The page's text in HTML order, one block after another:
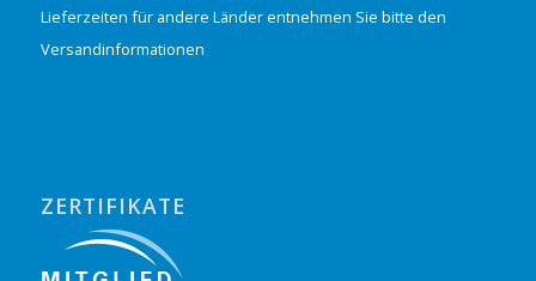
Lieferzeiten für andere Länder entnehmen Sie bitte den
Versandinformationen
ZERTIFIKATE